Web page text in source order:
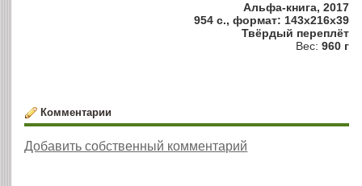
Альфа-книга, 2017
954 с., формат: 143x216x39
Твёрдый переплёт
Вес: 960 г
Комментарии
Добавить собственный комментарий